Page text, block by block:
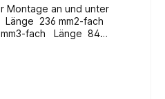
Montage an und unter
236 mm2-fach
fach Länge 840